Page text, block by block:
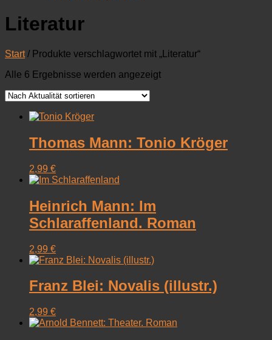
Literatur
Start/ Produkte verschlagwortet mit „Literatur“
Alle 6 Ergebnisse werden angezeigtNach
Thomas Mann: Tonio Kröger
2,99 €
Heinrich Mann: Im
Schlaraffenland. Roman
2,99 €
Franz Blei: Novalis (illustr.)
2,99 €